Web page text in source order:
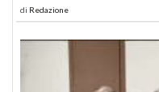
di Redazione